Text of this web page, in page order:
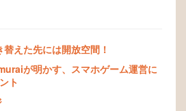
えた先には開放空間！
が明かす、スマホゲーム運営に
ト